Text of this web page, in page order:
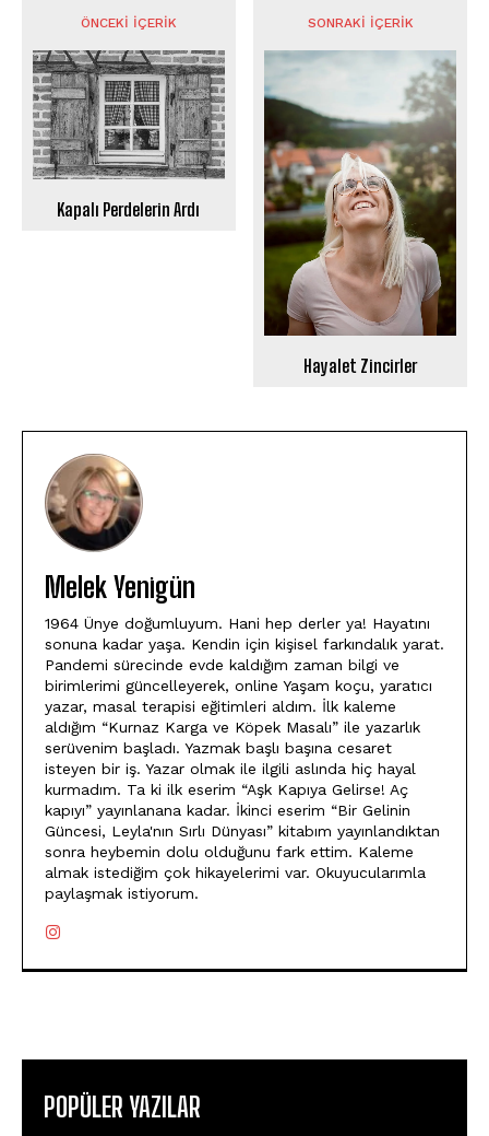
ÖNCEKI İÇERIK
Kapalı Perdelerin Ardı
SONRAKI İÇERIK
Hayalet Zincirler
Melek Yenigün
1964 Ünye doğumluyum. Hani hep derler ya! Hayatını
sonuna kadar yaşa. Kendin için kişisel farkındalık yarat.
Pandemi sürecinde evde kaldığım zaman bilgi ve
birimlerimi güncelleyerek, online Yaşam koçu, yaratıcı
yazar, masal terapisi eğitimleri aldım. İlk kaleme
aldığım “Kurnaz Karga ve Köpek Masalı” ile yazarlık
serüvenim başladı. Yazmak başlı başına cesaret
isteyen bir iş. Yazar olmak ile ilgili aslında hiç hayal
kurmadım. Ta ki ilk eserim “Aşk Kapıya Gelirse! Aç
kapıyı” yayınlanana kadar. İkinci eserim “Bir Gelinin
Güncesi, Leyla'nın Sırlı Dünyası” kitabım yayınlandıktan
sonra heybemin dolu olduğunu fark ettim. Kaleme
almak istediğim çok hikayelerimi var. Okuyucularımla
paylaşmak istiyorum.
POPÜLER YAZILAR